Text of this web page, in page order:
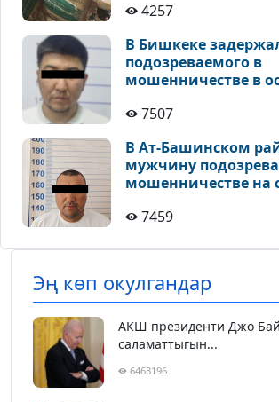
4257
В Бишкеке
подозреваемого в
мошенничестве в
7507
В Ат-Башинском
мужчину
мошенничестве на
7459
Эң көп окулгандар
АКШ президенти Джо
саламаттыгын...
6463196